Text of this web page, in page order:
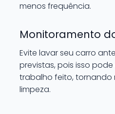
menos frequência.
Monitoramento
Evite lavar seu carro
previstas, pois isso
trabalho feito, tornando
limpeza.